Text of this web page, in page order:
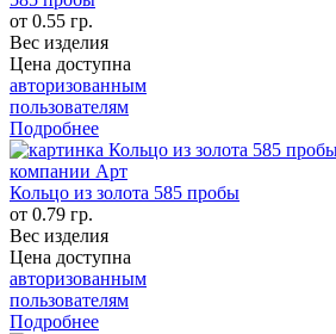
от 0.55 гр.
Вес изделия
Цена доступна
авторизованным
пользователям
Подробнее
Кольцо из золота 585 пробы
от 0.79 гр.
Вес изделия
Цена доступна
авторизованным
пользователям
Подробнее